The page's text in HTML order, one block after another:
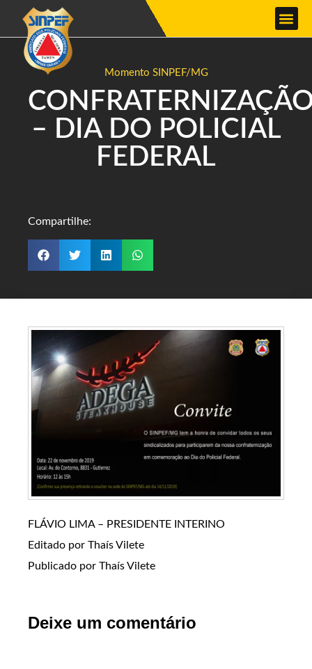
Momento SINPEF/MG
– DIA DO POLICIAL
FEDERAL
Compartilhe:
FLÁVIO LIMA – PRESIDENTE INTERINO
Editado por Thaís Vilete
Publicado por Thaís Vilete
Deixe um comentário